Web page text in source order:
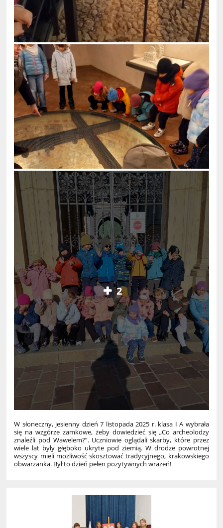
2
W słoneczny, jesienny dzień 7 listopada 2025 r. klasa I A wybrała
się na wzgórze zamkowe, żeby dowiedzieć się „Co archeolodzy
znaleźli pod Wawelem?”. Uczniowie oglądali skarby, które przez
wiele lat były głęboko ukryte pod ziemią. W drodze powrotnej
wszyscy mieli możliwość skosztować tradycyjnego, krakowskiego
obwarzanka. Był to dzień pełen pozytywnych wrażeń!